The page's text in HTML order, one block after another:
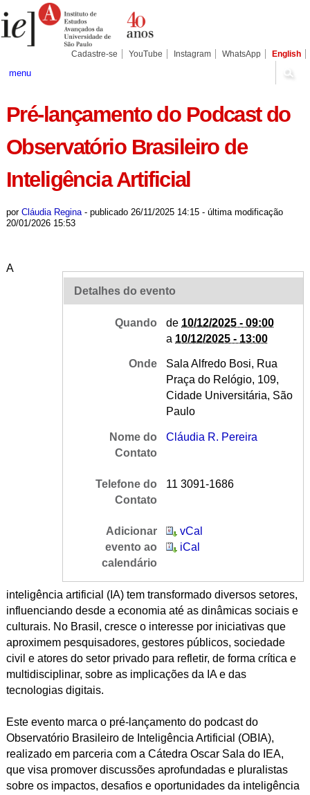
para
conteúdo.
Pessoais
Cadastre-se YouTube Instagram WhatsApp English
menu
Pré-lançamento do Podcast do
Observatório Brasileiro de
Inteligência Artificial
por Cláudia Regina - publicado26/11/2025 14:15 - última modificação
20/01/2026 15:53
Detalhes do evento
Quando de 10/12/2025 - 09:00
a 10/12/2025 - 13:00
Onde
Sala Alfredo Bosi, Rua
Praça do Relógio, 109,
Cidade Universitária, São
Paulo
Nome do
Contato
Cláudia R. Pereira
Telefone do
Contato
11 3091-1686
Adicionar
evento ao
calendário
vCal
iCal
A
inteligência artificial (IA) tem transformado diversos setores,
influenciando desde a economia até as dinâmicas sociais e
culturais. No Brasil, cresce o interesse por iniciativas que
aproximem pesquisadores, gestores públicos, sociedade
civil e atores do setor privado para refletir, de forma crítica e
multidisciplinar, sobre as implicações da IA e das
tecnologias digitais.
Este evento marca o pré-lançamento do podcast do
Observatório Brasileiro de Inteligência Artificial (OBIA),
realizado em parceria com a Cátedra Oscar Sala do IEA,
que visa promover discussões aprofundadas e pluralistas
sobre os impactos, desafios e oportunidades da inteligência